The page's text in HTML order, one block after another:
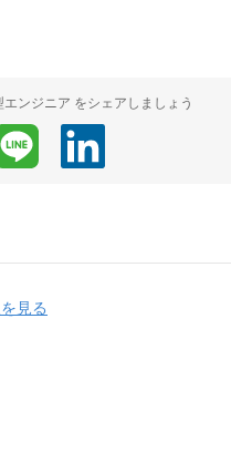
ンジニア をシェアしましょう
見る